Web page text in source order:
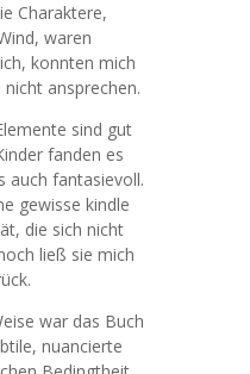
Charaktere,
waren
konnten mich
ansprechen.
sind gut
fanden es
auch fantasievoll.
gewisse kindle
die sich nicht
ließ sie mich
war das Buch
nuancierte